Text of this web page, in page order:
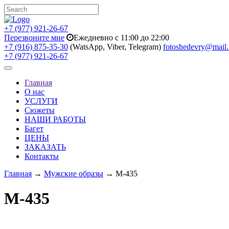
+7 (977) 921-26-67
Перезвоните мне
Ежедневно с 11:00 до 22:00
+7 (916) 875-35-30 (WatsApp, Viber, Telegram)
+7 (977) 921-26-67
Toggle
navigationГлавная
О нас
УСЛУГИ
Сюжеты
НАШИ РАБОТЫ
Багет
ЦЕНЫ
ЗАКАЗАТЬ
Контакты
Главная → Мужские образы → M-435
M-435